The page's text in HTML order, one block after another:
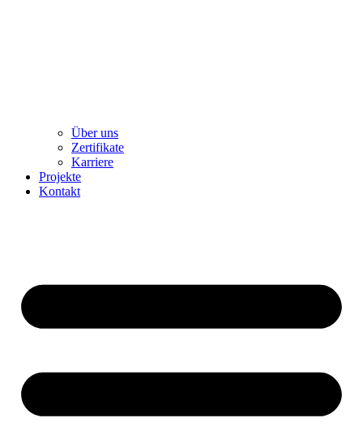
Über uns
Zertifikate
Karriere
Projekte
Kontakt